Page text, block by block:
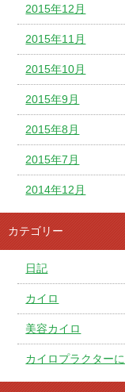
2015年12月
2015年11月
2015年10月
2015年9月
2015年8月
2015年7月
2014年12月
カテゴリー
日記
カイロ
美容カイロ
カイロプラクター